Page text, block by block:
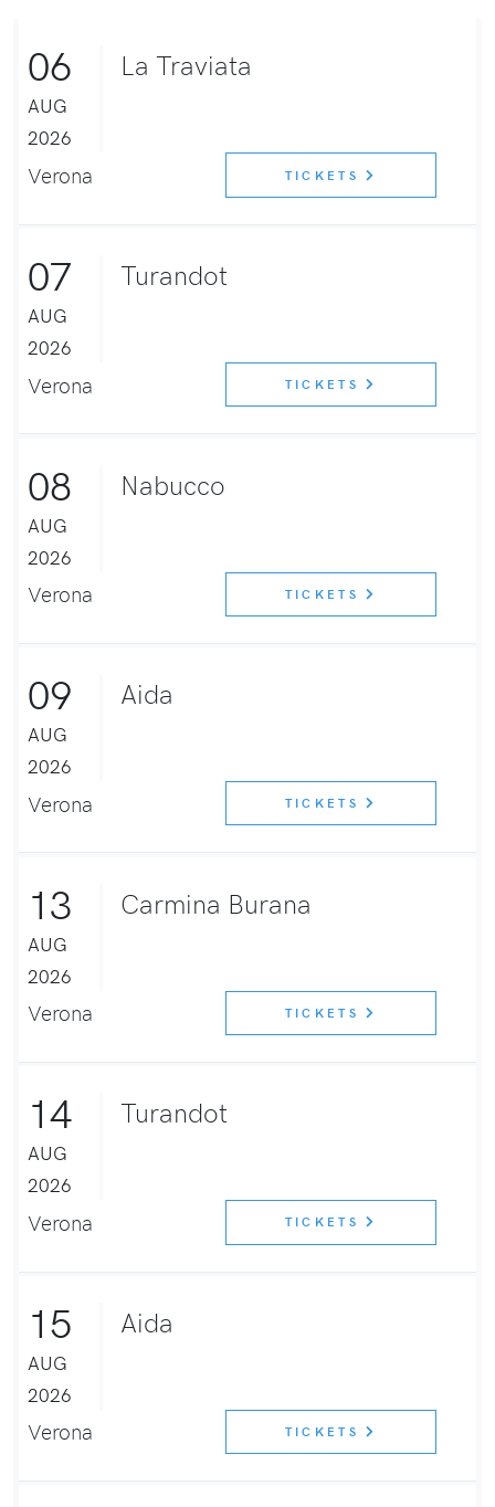
06
AUG
2026
La Traviata
Verona TICKETS
07
AUG
2026
Turandot
Verona TICKETS
08
AUG
2026
Nabucco
Verona TICKETS
09
AUG
2026
Aida
Verona TICKETS
13
AUG
2026
Carmina Burana
Verona TICKETS
14
AUG
2026
Turandot
Verona TICKETS
15
AUG
2026
Aida
Verona TICKETS